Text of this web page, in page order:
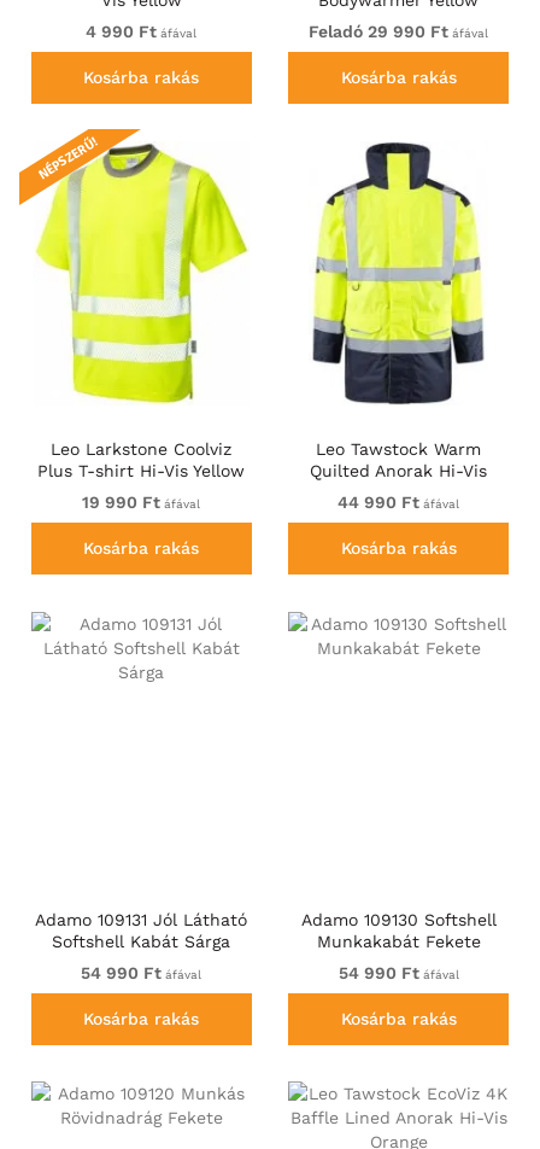
4 990 Ft áfával
Kosárba rakás
Feladó 29 990 Ft áfával
Kosárba rakás
Leo Larkstone Coolviz
Plus T-shirt Hi-Vis Yellow
NÉPSZERŰ!
19 990 Ft áfával
Kosárba rakás
Leo Tawstock Warm
Quilted Anorak Hi-Vis
Yellow/Navy
44 990 Ft áfával
Kosárba rakás
Adamo 109131 Jól Látható
Softshell Kabát Sárga
54 990 Ft áfával
Kosárba rakás
Adamo 109130 Softshell
Munkakabát Fekete
54 990 Ftáfával
Kosárba rakás